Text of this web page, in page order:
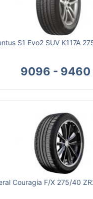
S1 Evo2 SUV K117A
9096 - 9460
Couragia F/X 275/40